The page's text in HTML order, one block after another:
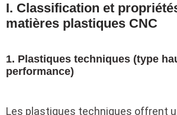
I. Classification et
matières plastiques CNC
1. Plastiques techniques (type
performance)
Les plastiques techniques offrent